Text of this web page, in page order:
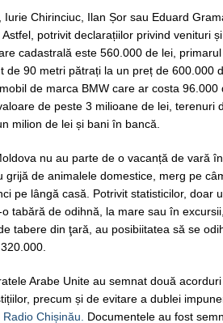
Iurie Chirinciuc, Ilan Șor sau Eduard
Astfel, potrivit declarațiilor privind venituri
cadastrală este 560.000 de lei,
de 90 metri pătrați la un preț de 600.000
de marca BMW care ar costa 96.000
de peste 3 milioane de lei, terenuri
milion de lei și bani în bancă.
nu au parte de o vacanță de vară
grijă de animalele domestice, merg pe
pe lângă casă. Potrivit statisticilor, doar
tabără de odihnă, la mare sau în
tabere din ţară, au posibiitatea să se
Arabe Unite au semnat două
precum și de evitare a dublei
Radio Chișinău.
Documentele au fost